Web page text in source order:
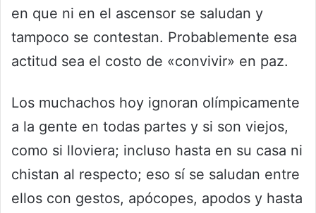
en que ni en el ascensor se saludan y
tampoco se contestan. Probablemente esa
actitud sea el costo de «convivir» en paz.
Los muchachos hoy ignoran olímpicamente
a la gente en todas partes y si son viejos,
como si lloviera; incluso hasta en su casa ni
chistan al respecto; eso sí se saludan entre
ellos con gestos, apócopes, apodos y hasta